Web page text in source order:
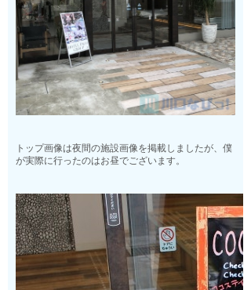
トップ画像は夜間の施設画像を掲載しましたが、僕
が実際に行ったのはお昼でございます。